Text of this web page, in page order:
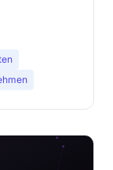
Bedarf